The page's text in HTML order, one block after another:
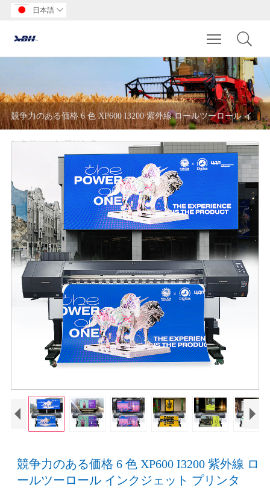
日本語 
Toggle
競争力のある価格 6 色 XP600 I3200 紫外線 ロールツーロール イ
ンクジェット プリンタ
競争力のある価格 6 色 XP600 I3200 紫外線 ロ
ールツーロール インクジェット プリンタ